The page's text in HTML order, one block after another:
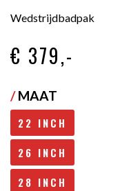
Wedstrijdbadpak
€ 379,-
/MAAT
22 INCH
26 INCH
28 INCH